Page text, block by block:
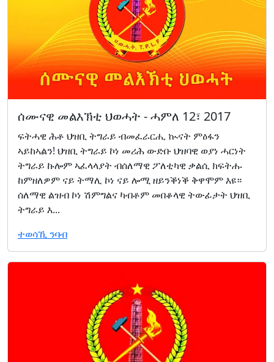
ሰሙናዊ መልእኽቲ ህወሓት - ሓምለ 12፣ 2017
ፍትሓዊ ሕቶ ህዝቢ ትግራይ ብመፈራርሒ ኲናት ምዕፋን
ኣይከኣልን! ህዝቢ ትግራይ ኮነ መሪሕ ውድቡ ህዝባዊ ወያነ ሓርነት
ትግራይ ኩሎም ኣፈላላያት ብሰለማዊ ፖለቲካዊ ቃልሲ ክፍትሑ
ከምዘለዎም ናይ ትማሊ ኮነ ናይ ሎሚ ዘይንቕነቕ ቅዋሞም እዩ።
ሰለማዊ ልዝብ ኮነ ሽምግልና ካብቶም መበቆላዊ ትውፊታት ህዝቢ
ትግራይ እ...
ተወሳኺ ንባብ